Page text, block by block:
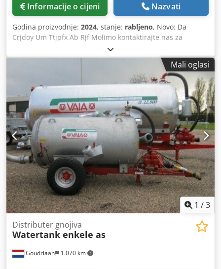
Informacije o cijeni Nazvati
Godina proizvodnje: 2024, stanje: rabljeno, Novo: Da
Crjdoy Um Ttjpfx Ab Rjf Molimo kontaktirajte nas za
Mali oglasi
1 /3
Goudriaan 1.070 km
Distributer gnojiva
Watertank enkele as